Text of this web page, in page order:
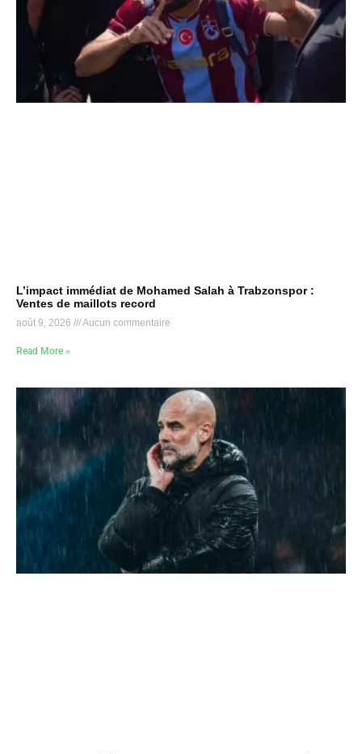
L’impact immédiat de Mohamed Salah à Trabzonspor :
Ventes de maillots record
août 9, 2026 Aucun commentaire
Read More »